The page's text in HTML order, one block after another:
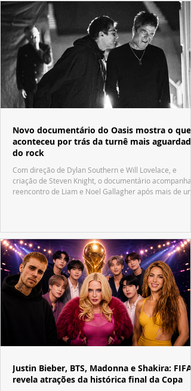
Novo documentário do Oasis mostra o que
aconteceu por trás da turnê mais aguardada
do rock
Com direção de Dylan Southern e Will Lovelace, e
criação de Steven Knight, o documentário acompanha
reencontro de Liam e Noel Gallagher após mais de
Justin Bieber, BTS, Madonna e Shakira: FIFA
revela atrações da histórica final da Copa